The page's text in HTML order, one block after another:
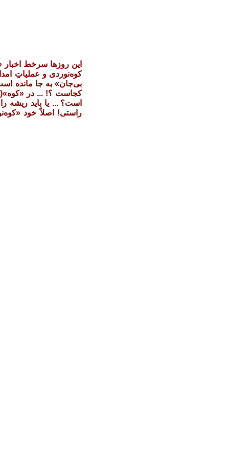
این روزها سرخط
کوه‌نوردی و عملیاتِ
بی‌جان» به جا مانده
کجاست ؟! ... در «کوه»(!)
است؟ ... یا باید ریشه
راستی! اصلاً‌ خود